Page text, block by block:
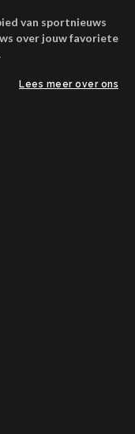
van sportnieuws
over jouw favoriete
Lees meer over ons